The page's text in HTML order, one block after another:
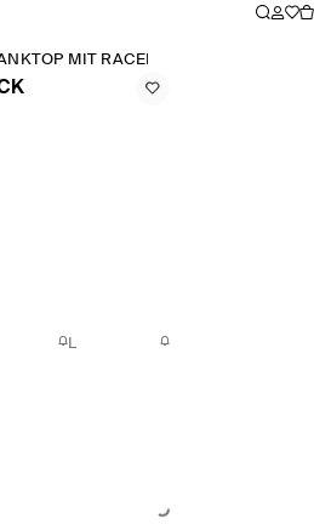
MIT RACERBACK
L